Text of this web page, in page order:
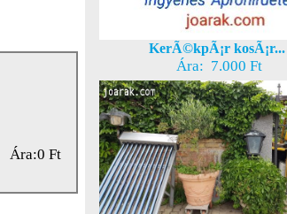
Ára:0 Ft
KerÃ©kpÃ¡r kosÃ¡r...
Ára: 7.000 Ft